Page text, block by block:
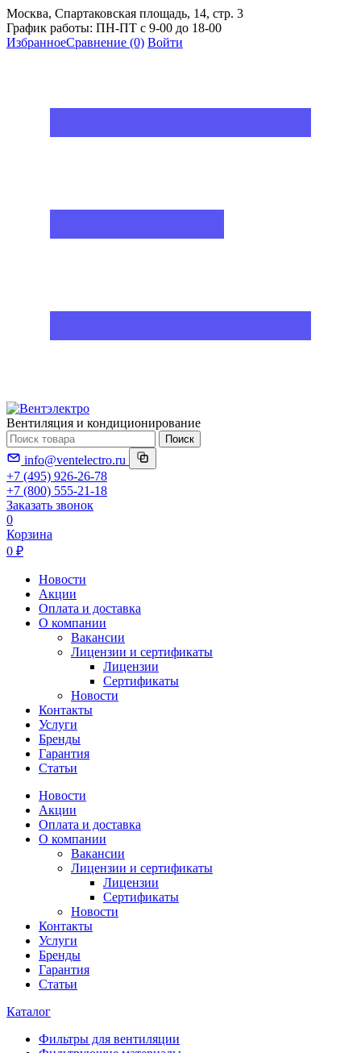
Москва, Спартаковская площадь, 14, стр. 3
График работы: ПН-ПТ с 9-00 до 18-00
ИзбранноеСравнение (0) Войти
Вентиляция и кондиционирование
Поиск
info@ventelectro.ru
+7 (495) 926-26-78
+7 (800) 555-21-18
Заказать звонок
0
Корзина
0 ₽
Новости
Акции
Оплата и доставка
О компании
Вакансии
Лицензии и сертификаты
Лицензии
Сертификаты
Новости
Контакты
Услуги
Бренды
Гарантия
Статьи
Новости
Акции
Оплата и доставка
О компании
Вакансии
Лицензии и сертификаты
Лицензии
Сертификаты
Новости
Контакты
Услуги
Бренды
Гарантия
Статьи
Каталог
Фильтры для вентиляции